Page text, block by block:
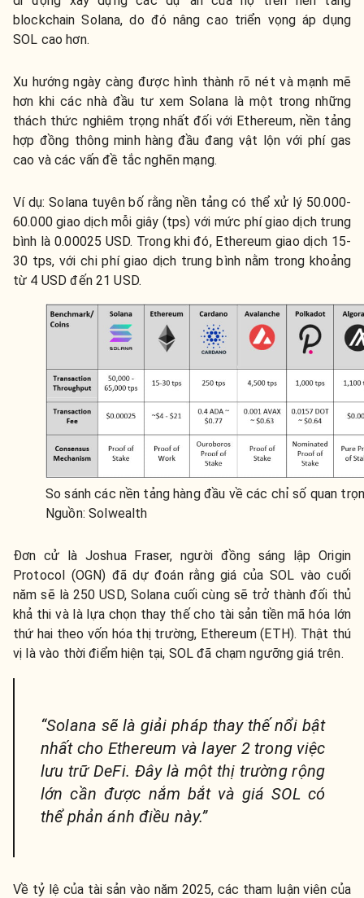
blockchain Solana, do đó nâng cao triển vọng áp dụng
SOL cao hơn.
Xu hướng ngày càng được hình thành rõ nét và mạnh mẽ
hơn khi các nhà đầu tư xem Solana là một trong những
thách thức nghiêm trọng nhất đối với Ethereum, nền tảng
hợp đồng thông minh hàng đầu đang vật lộn với phí gas
cao và các vấn đề tắc nghẽn mạng.
Ví dụ: Solana tuyên bố rằng nền tảng có thể xử lý 50.000-
60.000 giao dịch mỗi giây (tps) với mức phí giao dịch trung
bình là 0.00025 USD. Trong khi đó, Ethereum giao dịch 15-
30 tps, với chi phí giao dịch trung bình nằm trong khoảng
từ 4 USD đến 21 USD.
So sánh các nền tảng hàng đầu về các chỉ số quan
Nguồn: Solwealth
Đơn cử là Joshua Fraser, người đồng sáng lập Origin
Protocol (OGN) đã dự đoán rằng giá của SOL vào cuối
năm sẽ là 250 USD, Solana cuối cùng sẽ trở thành đối thủ
khả thi và là lựa chọn thay thế cho tài sản tiền mã hóa lớn
thứ hai theo vốn hóa thị trường, Ethereum (ETH). Thật thú
vị là vào thời điểm hiện tại, SOL đã chạm ngưỡng giá trên.
“Solana sẽ là giải pháp thay thế nổi bật
nhất cho Ethereum và layer 2 trong việc
lưu trữ DeFi. Đây là một thị trường rộng
lớn cần được nắm bắt và giá SOL có
thể phản ánh điều này.”
Về tỷ lệ của tài sản vào năm 2025, các tham luận viên của